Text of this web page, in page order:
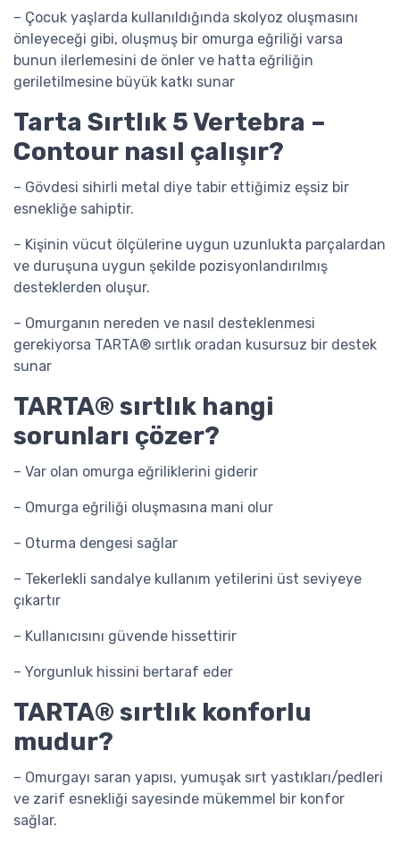
– Çocuk yaşlarda kullanıldığında skolyoz oluşmasını
önleyeceği gibi, oluşmuş bir omurga eğriliği varsa
bunun ilerlemesini de önler ve hatta eğriliğin
geriletilmesine büyük katkı sunar
Tarta Sırtlık 5 Vertebra –
Contour nasıl çalışır?
– Gövdesi sihirli metal diye tabir ettiğimiz eşsiz bir
esnekliğe sahiptir.
– Kişinin vücut ölçülerine uygun uzunlukta parçalardan
ve duruşuna uygun şekilde pozisyonlandırılmış
desteklerden oluşur.
– Omurganın nereden ve nasıl desteklenmesi
gerekiyorsa TARTA® sırtlık oradan kusursuz bir destek
sunar
TARTA® sırtlık hangi
sorunları çözer?
– Var olan omurga eğriliklerini giderir
– Omurga eğriliği oluşmasına mani olur
– Oturma dengesi sağlar
– Tekerlekli sandalye kullanım yetilerini üst seviyeye
çıkartır
– Kullanıcısını güvende hissettirir
– Yorgunluk hissini bertaraf eder
TARTA® sırtlık konforlu
mudur?
– Omurgayı saran yapısı, yumuşak sırt yastıkları/pedleri
ve zarif esnekliği sayesinde mükemmel bir konfor
sağlar.